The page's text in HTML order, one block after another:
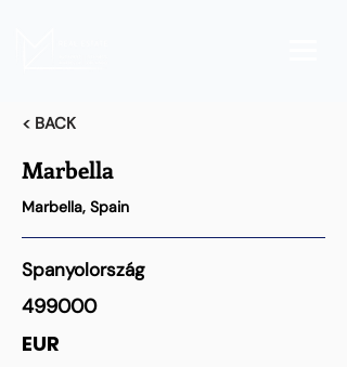
< BACK
Marbella
Marbella, Spain
Spanyolország
499000
EUR